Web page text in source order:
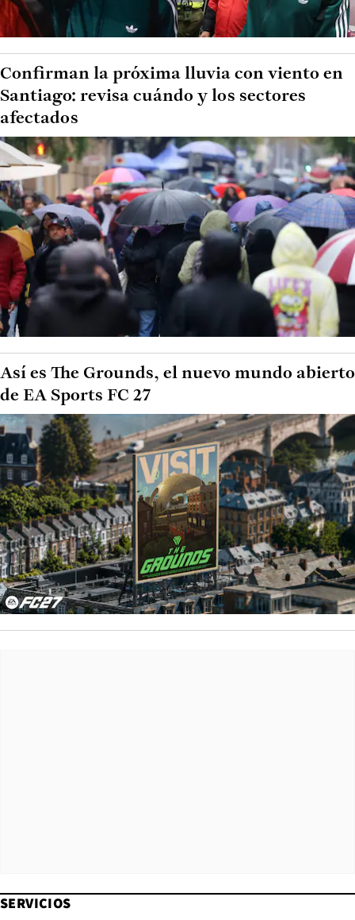
Confirman la próxima lluvia con viento en
Santiago: revisa cuándo y los sectores
afectados
Así es The Grounds, el nuevo mundo abierto
de EA Sports FC 27
SERVICIOS